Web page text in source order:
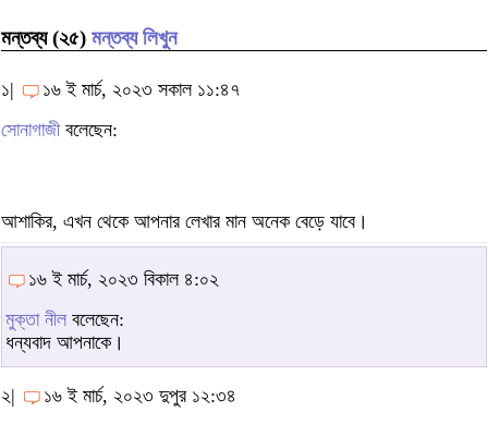
মন্তব্য (২৫) মন্তব্য লিখুন
১|
১৬ ই মার্চ, ২০২৩ সকাল ১১:৪৭
সোনাগাজীবলেছেন:
আশাকির, এখন থেকে আপনার লেখার মান অনেক বেড়ে যাবে।
১৬ ই মার্চ, ২০২৩ বিকাল ৪:০২
মুক্তা নীল বলেছেন:
ধন্যবাদ আপনাকে।
২|
১৬ ই মার্চ, ২০২৩ দুপুর ১২:৩৪